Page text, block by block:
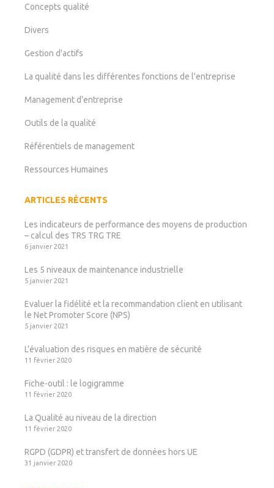
Concepts qualité
Divers
Gestion d'actifs
La qualité dans les différentes fonctions de l'entreprise
Management d'entreprise
Outils de la qualité
Référentiels de management
Ressources Humaines
ARTICLES RÉCENTS
Les indicateurs de performance des moyens de production
– calcul des TRS TRG TRE
6 janvier 2021
Les 5 niveaux de maintenance industrielle
5 janvier 2021
Evaluer la fidélité et la recommandation client en utilisant
le Net Promoter Score (NPS)
5 janvier 2021
L’évaluation des risques en matière de sécurité
11 février 2020
Fiche-outil : le logigramme
11 février 2020
La Qualité au niveau de la direction
11 février 2020
RGPD (GDPR) et transfert de données hors UE
31 janvier 2020